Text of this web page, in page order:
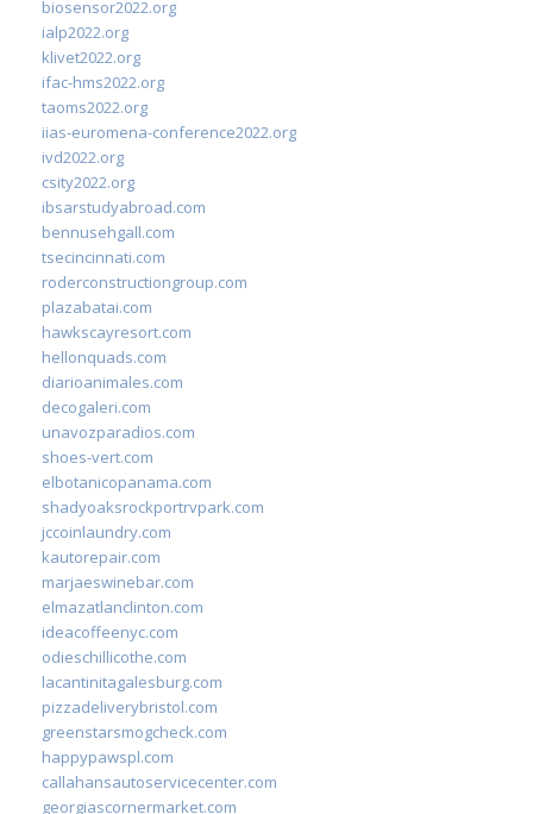
biosensor2022.org
ialp2022.org
klivet2022.org
ifac-hms2022.org
taoms2022.org
iias-euromena-conference2022.org
ivd2022.org
csity2022.org
ibsarstudyabroad.com
bennusehgall.com
tsecincinnati.com
roderconstructiongroup.com
plazabatai.com
hawkscayresort.com
hellonquads.com
diarioanimales.com
decogaleri.com
unavozparadios.com
shoes-vert.com
elbotanicopanama.com
shadyoaksrockportrvpark.com
jccoinlaundry.com
kautorepair.com
marjaeswinebar.com
elmazatlanclinton.com
ideacoffeenyc.com
odieschillicothe.com
lacantinitagalesburg.com
pizzadeliverybristol.com
greenstarsmogcheck.com
happypawspl.com
callahansautoservicecenter.com
georgiascornermarket.com